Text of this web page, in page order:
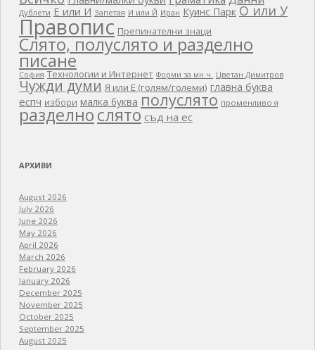
Дублети Е или И Запетая И или Й Иран Куинс Парк О или У
Правопис Препинателни знаци
Слято, полуслято и разделно
писане
София Технологии и Интернет Форми за мн.ч. Цветан Димитров
Чужди думи Я или Е (голям/големи) главна буква
еспч избори малка буква полуслято променливо я
разделнослято съд на ес
АРХИВИ
August 2026
July 2026
June 2026
May 2026
April 2026
March 2026
February 2026
January 2026
December 2025
November 2025
October 2025
September 2025
August 2025